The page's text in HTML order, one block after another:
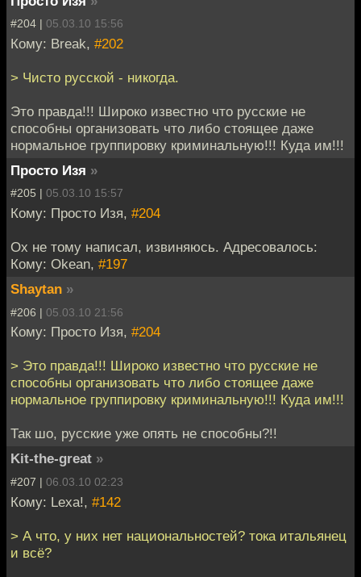
#204 | 05.03.10 15:56
Кому: Break, #202
> Чисто русской - никогда.
Это правда!!! Широко известно что русские не
способны организовать что либо стоящее даже
нормальное группировку криминальную!!! Куда им!!!
Просто Изя »
#205 | 05.03.10 15:57
Кому: Просто Изя, #204
Ох не тому написал, извиняюсь. Адресовалось:
Кому: Okean, #197
Shaytan »
#206 | 05.03.10 21:56
Кому: Просто Изя, #204
> Это правда!!! Широко известно что русские не
способны организовать что либо стоящее даже
нормальное группировку криминальную!!! Куда им!!!
Так шо, русские уже опять не способны?!!
Kit-the-great »
#207 | 06.03.10 02:23
Кому: Lexa!, #142
> А что, у них нет национальностей? тока итальянец
и всё?